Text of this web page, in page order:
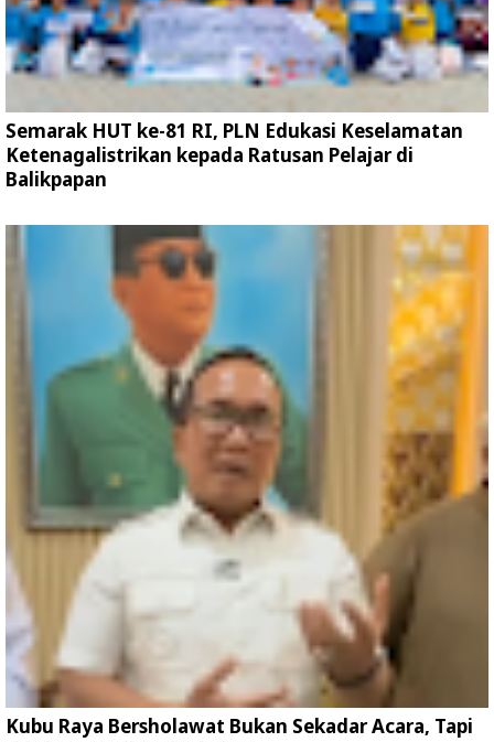
Semarak HUT ke-81 RI, PLN Edukasi Keselamatan
Ketenagalistrikan kepada Ratusan Pelajar di
Balikpapan
Kubu Raya Bersholawat Bukan Sekadar Acara, Tapi